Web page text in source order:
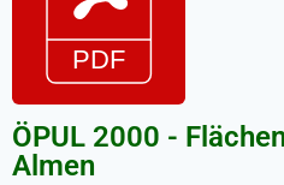
ÖPUL 2000 -
Almen